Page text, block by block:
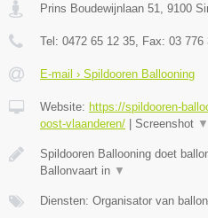
Prins Boudewijnlaan 51 9100
Tel: 0472 65 12 35 , Fax: 03 776
E-mail › Spildooren Ballooning
Website: https://spildooren-
oost-vlaanderen/ | Screenshot ▼
Spildooren Ballooning doet
Ballonvaart in ▼
Diensten: Organisator van